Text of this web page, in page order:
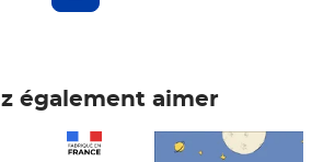
également aimer
Prix 7,50€